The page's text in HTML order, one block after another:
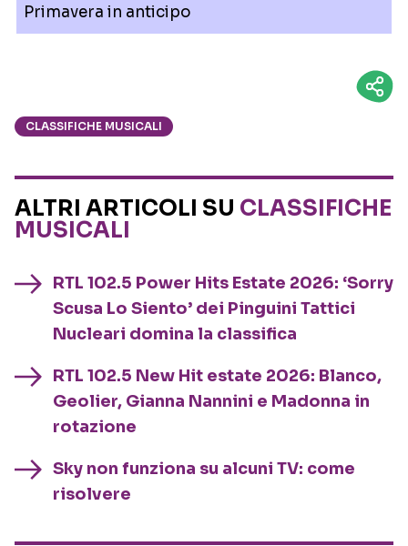
Primavera in anticipo
CLASSIFICHE MUSICALI
ALTRI ARTICOLI SU CLASSIFICHE
MUSICALI
RTL 102.5 Power Hits Estate 2026: ‘Sorry
Scusa Lo Siento’ dei Pinguini Tattici
Nucleari domina la classifica
RTL 102.5 New Hit estate 2026: Blanco,
Geolier, Gianna Nannini e Madonna in
rotazione
Sky non funziona su alcuni TV: come
risolvere